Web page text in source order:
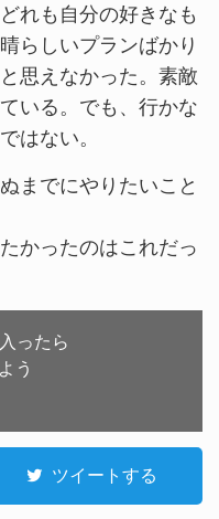
れも自分の好きなも
らしいプランばかり
思えなかった。素敵
いる。でも、行かな
はない。
までにやりたいこと
かったのはこれだっ
ったら
う
ツイートする